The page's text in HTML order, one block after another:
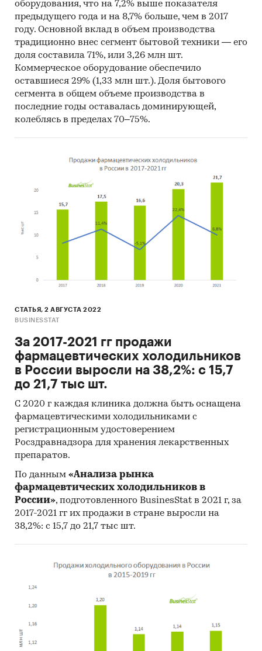
оборудования, что на 7,2% выше показателя
предыдущего года и на 8,7% больше, чем в 2017
году. Основной вклад в объем производства
традиционно внес сегмент бытовой техники — его
доля составила 71%, или 3,26 млн шт.
Коммерческое оборудование обеспечило
оставшиеся 29% (1,33 млн шт.). Доля бытового
сегмента в общем объеме производства в
последние годы оставалась доминирующей,
колеблясь в пределах 70–75%.
СТАТЬЯ, 2 АВГУСТА 2022
BUSINESSTAT
За 2017-2021 гг продажи
фармацевтических холодильников
в России выросли на 38,2%: с 15,7
до 21,7 тыс шт.
С 2020 г каждая клиника должна быть оснащена
фармацевтическими холодильниками с
регистрационным удостоверением
Росздравнадзора для хранения лекарственных
препаратов.
По данным «Анализа рынка
фармацевтических холодильников в
России», подготовленного BusinesStat в 2021 г, за
2017-2021 гг их продажи в стране выросли на
38,2%: с 15,7 до 21,7 тыс шт.